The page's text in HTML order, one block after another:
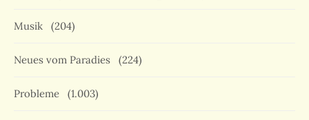
Musik (204)
Neues vom Paradies (224)
Probleme (1.003)